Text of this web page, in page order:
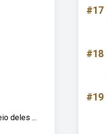
deles ...
#17
#18
#19